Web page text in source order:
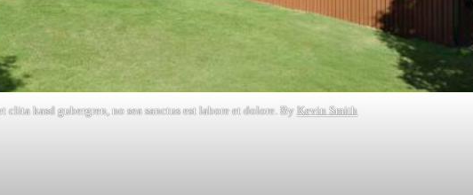
clita kasd gubergren, no sea sanctus est labore et dolore. By Kevin Smith